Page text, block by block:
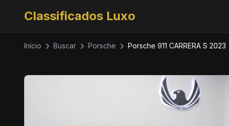
Classificados Luxo
Início Buscar Porsche Porsche 911 CARRERA S 2023